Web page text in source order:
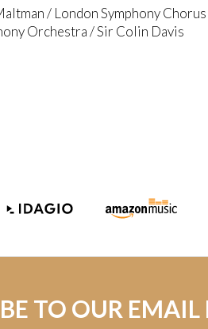
/ London Symphony
Orchestra / Sir Colin Davis
TO OUR EMAIL